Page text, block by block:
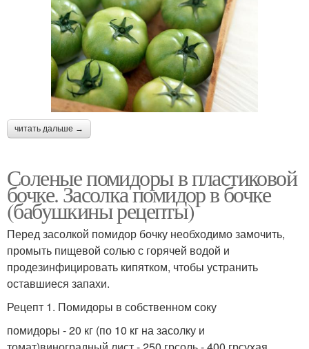
читать дальше →
Соленые помидоры в пластиковой
бочке. Засолка помидор в бочке
(бабушкины рецепты)
Перед засолкой помидор бочку необходимо замочить,
промыть пищевой солью с горячей водой и
продезинфицировать кипятком, чтобы устранить
оставшиеся запахи.
Рецепт 1. Помидоры в собственном соку
помидоры - 20 кг (по 10 кг на засолку и